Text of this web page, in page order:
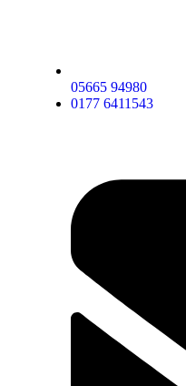
05665 94980
0177 6411543